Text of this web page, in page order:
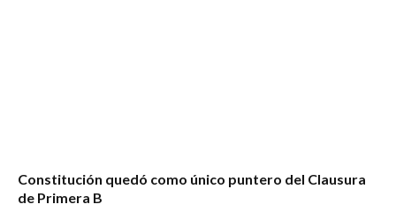
Constitución quedó como único puntero del Clausura
de Primera B